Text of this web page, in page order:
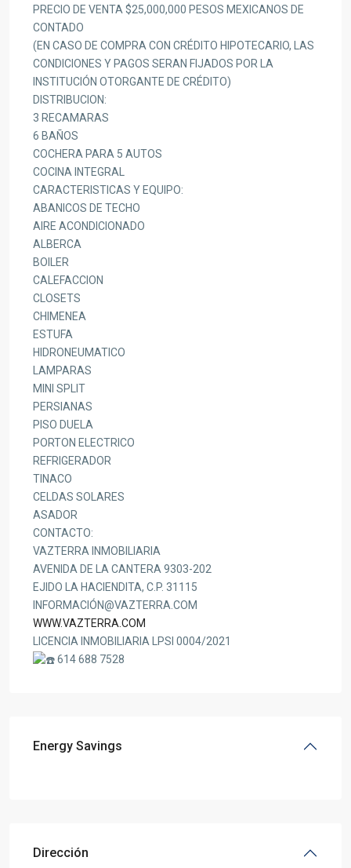
PRECIO DE VENTA $25,000,000 PESOS MEXICANOS DE
CONTADO
(EN CASO DE COMPRA CON CRÉDITO HIPOTECARIO, LAS
CONDICIONES Y PAGOS SERAN FIJADOS POR LA
INSTITUCIÓN OTORGANTE DE CRÉDITO)
DISTRIBUCION:
3 RECAMARAS
6 BAÑOS
COCHERA PARA 5 AUTOS
COCINA INTEGRAL
CARACTERISTICAS Y EQUIPO:
ABANICOS DE TECHO
AIRE ACONDICIONADO
ALBERCA
BOILER
CALEFACCION
CLOSETS
CHIMENEA
ESTUFA
HIDRONEUMATICO
LAMPARAS
MINI SPLIT
PERSIANAS
PISO DUELA
PORTON ELECTRICO
REFRIGERADOR
TINACO
CELDAS SOLARES
ASADOR
CONTACTO:
VAZTERRA INMOBILIARIA
AVENIDA DE LA CANTERA 9303-202
EJIDO LA HACIENDITA, C.P. 31115
INFORMACIÓN@VAZTERRA.COM
WWW.VAZTERRA.COM
LICENCIA INMOBILIARIA LPSI 0004/2021
614 688 7528
Energy Savings
Dirección